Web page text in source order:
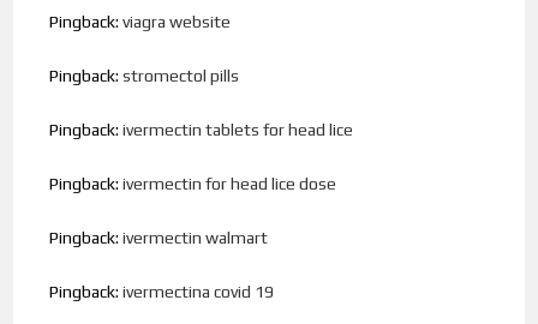
Pingback:viagra website
Pingback:stromectol pills
Pingback:ivermectin tablets for head lice
Pingback:ivermectin for head lice dose
Pingback:ivermectin walmart
Pingback:ivermectina covid 19